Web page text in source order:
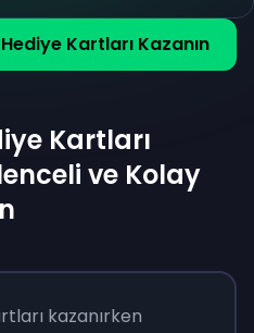
Kartları Kazanın
Kartları
ve Kolay
kazanırken